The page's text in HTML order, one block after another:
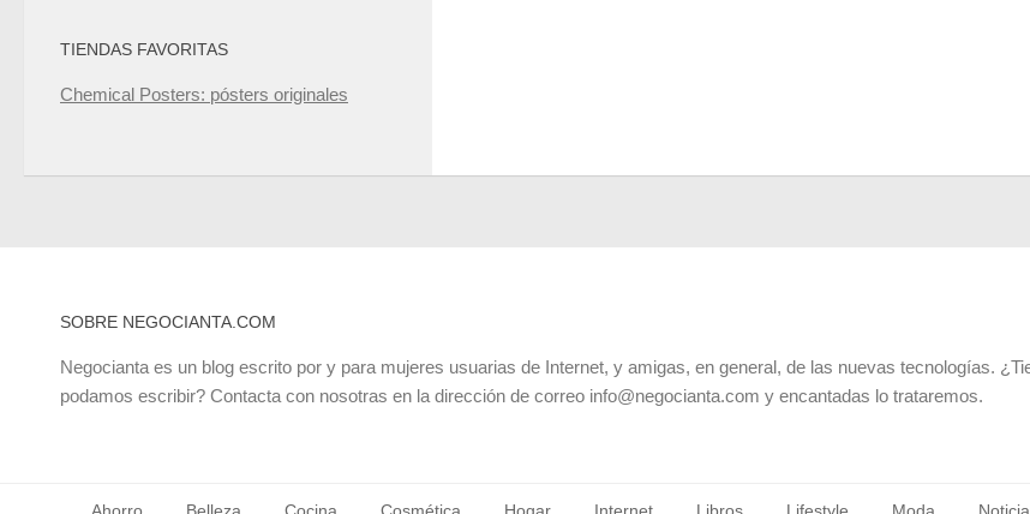
TIENDAS FAVORITAS
Chemical Posters: pósters originales
SOBRE NEGOCIANTA.COM
Negocianta es un blog escrito por y para mujeres usuarias de Internet, y amigas, en general, de las nuevas tecnologías.
podamos escribir? Contacta con nosotras en la dirección de correo info@negocianta.com y encantadas lo trataremos.